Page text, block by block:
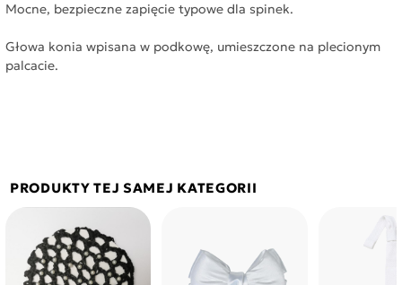
Mocne, bezpieczne zapięcie typowe dla spinek.
Głowa konia wpisana w podkowę, umieszczone na plecionym
palcacie.
PRODUKTY TEJ SAMEJ KATEGORII